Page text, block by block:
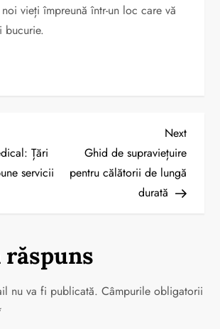
vieți împreună într-un loc care vă
bucurie.
Țări
servicii
Next
Post
Next
Ghid de supraviețuire
pentru călătorii de lungă
durată
răspuns
nu va fi publicată. Câmpurile obligatorii